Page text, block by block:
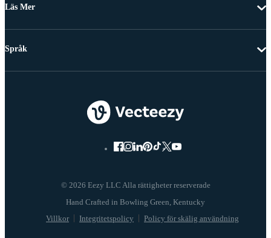
Läs Mer
© 2026 Eezy LLC Alla rättigheter reserverade
Villkor Integritetspolicy Policy för skälig användning
Språk